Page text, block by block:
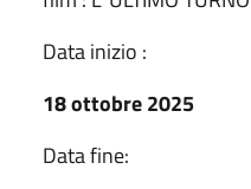
Data inizio :
18 ottobre 2025
Data fine: